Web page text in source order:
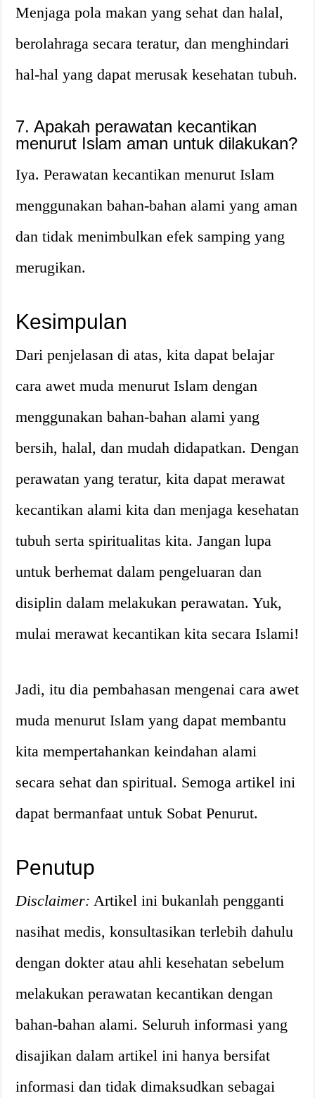
Menjaga pola makan yang sehat dan halal,
berolahraga secara teratur, dan menghindari
hal-hal yang dapat merusak kesehatan tubuh.
7. Apakah perawatan kecantikan
menurut Islam aman untuk dilakukan?
Iya. Perawatan kecantikan menurut Islam
menggunakan bahan-bahan alami yang aman
dan tidak menimbulkan efek samping yang
merugikan.
Kesimpulan
Dari penjelasan di atas, kita dapat belajar
cara awet muda menurut Islam dengan
menggunakan bahan-bahan alami yang
bersih, halal, dan mudah didapatkan. Dengan
perawatan yang teratur, kita dapat merawat
kecantikan alami kita dan menjaga kesehatan
tubuh serta spiritualitas kita. Jangan lupa
untuk berhemat dalam pengeluaran dan
disiplin dalam melakukan perawatan. Yuk,
mulai merawat kecantikan kita secara Islami!
Jadi, itu dia pembahasan mengenai cara awet
muda menurut Islam yang dapat membantu
kita mempertahankan keindahan alami
secara sehat dan spiritual. Semoga artikel ini
dapat bermanfaat untuk Sobat Penurut.
Penutup
Disclaimer: Artikel ini bukanlah pengganti
nasihat medis, konsultasikan terlebih dahulu
dengan dokter atau ahli kesehatan sebelum
melakukan perawatan kecantikan dengan
bahan-bahan alami. Seluruh informasi yang
disajikan dalam artikel ini hanya bersifat
informasi dan tidak dimaksudkan sebagai